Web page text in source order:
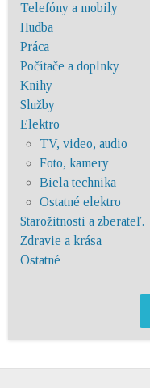
Telefóny a mobily
Hudba
Práca
Počítače a doplnky
Knihy
Služby
Elektro
TV, video, audio
Foto, kamery
Biela technika
Ostatné elektro
Starožitnosti a zberateľ.
Zdravie a krása
Ostatné